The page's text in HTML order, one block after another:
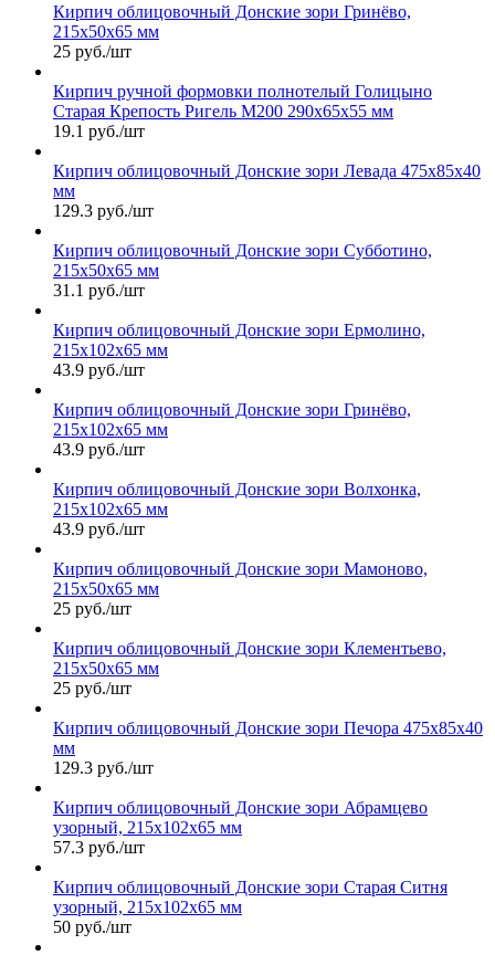
Кирпич облицовочный Донские зори Гринёво,
215х50х65 мм
25 руб./шт
Кирпич ручной формовки полнотелый Голицыно
Старая Крепость Ригель М200 290х65х55 мм
19.1 руб./шт
Кирпич облицовочный Донские зори Левада 475х85х40
мм
129.3 руб./шт
Кирпич облицовочный Донские зори Субботино,
215х50х65 мм
31.1 руб./шт
Кирпич облицовочный Донские зори Ермолино,
215х102х65 мм
43.9 руб./шт
Кирпич облицовочный Донские зори Гринёво,
215х102х65 мм
43.9 руб./шт
Кирпич облицовочный Донские зори Волхонка,
215х102х65 мм
43.9 руб./шт
Кирпич облицовочный Донские зори Мамоново,
215х50х65 мм
25 руб./шт
Кирпич облицовочный Донские зори Клементьево,
215х50х65 мм
25 руб./шт
Кирпич облицовочный Донские зори Печора 475х85х40
мм
129.3 руб./шт
Кирпич облицовочный Донские зори Абрамцево
узорный, 215х102х65 мм
57.3 руб./шт
Кирпич облицовочный Донские зори Старая Ситня
узорный, 215х102х65 мм
50 руб./шт